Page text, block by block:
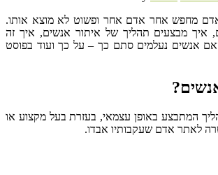
מחפש אחר אדם אחר ופשוט לא מוצא אותו.
איך מבצעים תהליך של איתור אנשים, איך זה
אנשים נעלמים סתם כך – על כך ועוד בפוסט
המתבצע באופן עצמאי, בעזרת בעל מקצוע או
לאתר אדם שעקבותיו אבדו.